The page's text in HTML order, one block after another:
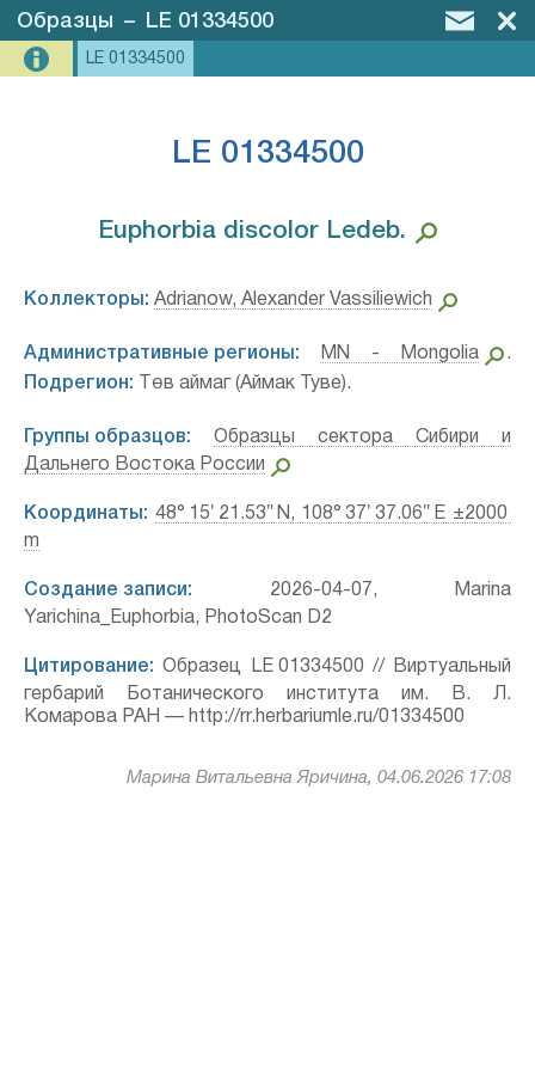
Образцы – LE 01334500
LE 01334500
LE 01334500
Euphorbia discolor Ledeb.⁣
Коллекторы: Adrianow, Alexander Vassiliewich
Административные регионы: MN - Mongolia
.
Подрегион: Төв аймаг (Аймак Туве).
Группы образцов:
Образцы сектора Сибири и
Дальнего Востока России
Координаты: 48° 15′ 21.53″ N, 108° 37′ 37.06″ E ±2000
m
Создание записи: 2026-04-07, Marina
Yarichina_Euphorbia, PhotoScan D2
Цитирование: Образец LE 01334500 // Виртуальный
гербарий Ботанического института им. В. Л.
Комарова РАН — http://rr.herbariumle.ru/01334500
Марина Витальевна Яричина, 04.06.2026 17:08